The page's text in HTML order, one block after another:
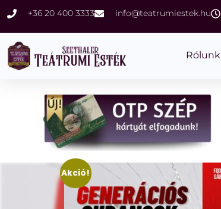
+36 20 400 3333 info@teatrumiestek.hu
Rólunk
Akció!